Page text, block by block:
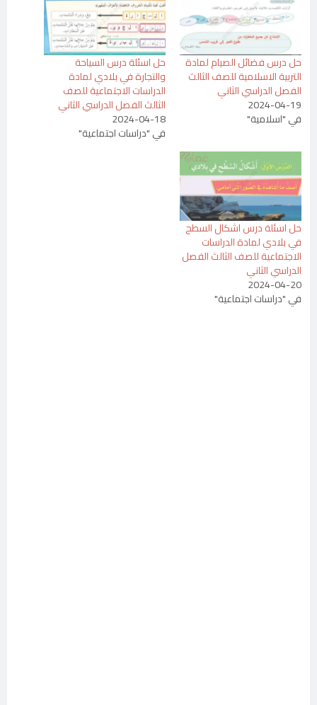
حل درس فضائل الصيام لمادة
التربية الاسلامية للصف الثالث
الفصل الدراسي الثاني
2024-04-19
في "اسلامية"
حل اسئلة درس السياحة
والتجارة في بلادي لمادة
الدراسات الاجتماعية للصف
الثالث الفصل الدراسي الثاني
2024-04-18
في "دراسات اجتماعية"
حل اسئلة درس اشكال السطح
في بلادي لمادة الدراسات
الاجتماعية للصف الثالث الفصل
الدراسي الثاني
2024-04-20
في "دراسات اجتماعية"